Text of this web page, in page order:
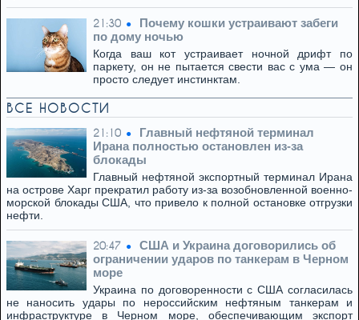
21:30
Почему кошки устраивают забеги
по дому ночью
Когда ваш кот устраивает ночной дрифт по
паркету, он не пытается свести вас с ума — он
просто следует инстинктам.
ВСЕ НОВОСТИ
21:10
Главный нефтяной терминал
Ирана полностью остановлен из-за
блокады
Главный нефтяной экспортный терминал Ирана
на острове Харг прекратил работу из-за возобновленной военно-
морской блокады США, что привело к полной остановке отгрузки
нефти.
20:47
США и Украина договорились об
ограничении ударов по танкерам в Черном
море
Украина по договоренности с США согласилась
не наносить удары по нероссийским нефтяным танкерам и
инфраструктуре в Черном море, обеспечивающим экспорт